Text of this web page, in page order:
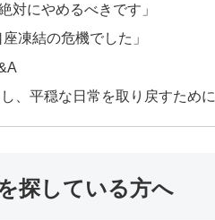
にやめるべきです」
凍結の危機でした」
、平穏な日常を取り戻すために
探している方へ